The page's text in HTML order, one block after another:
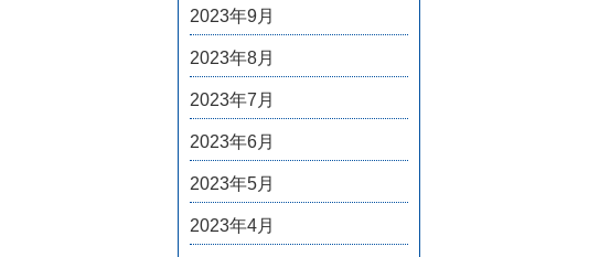
2023年9月
2023年8月
2023年7月
2023年6月
2023年5月
2023年4月